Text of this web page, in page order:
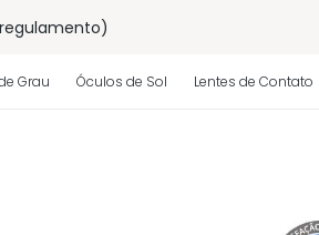
Grau Óculos de Sol Lentes de Contato